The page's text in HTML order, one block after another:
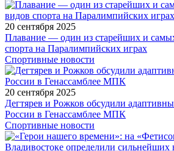
20 сентября 2025
Плавание — один из старейших и
спорта на Паралимпийских играх
Спортивные новости
20 сентября 2025
Дегтярев и Рожков обсудили
России в Генассамблее МПК
Спортивные новости